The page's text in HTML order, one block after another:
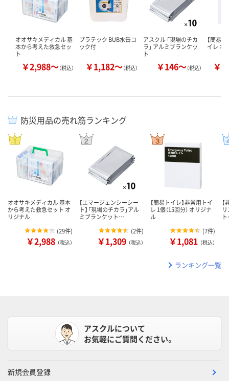
オオサキメディカル 基
本から考えた救急セッ
ト
￥2,988～（税込）
プラテック BUB水缶コ
ック付
￥1,182～（税込）
アスクル 「現場のチカ
ラ」 アルミブランケッ
ト
￥146～（税込）
【簡易
イレ オ
￥
防災用品の売れ筋ランキング
オオサキメディカル 基本
から考えた救急セット オ
リジナル
(29件)
￥2,988 （税込）
【エマージェンシーシー
ト】「現場のチカラ」アル
ミブランケット…
(2件)
￥1,309 （税込）
【簡易トイレ】非常用トイ
レ 1個（15回分） オリジナ
ル
(7件)
￥1,081 （税込）
ランキング一覧
アスクルについて
お気軽にご質問ください。
新規会員登録